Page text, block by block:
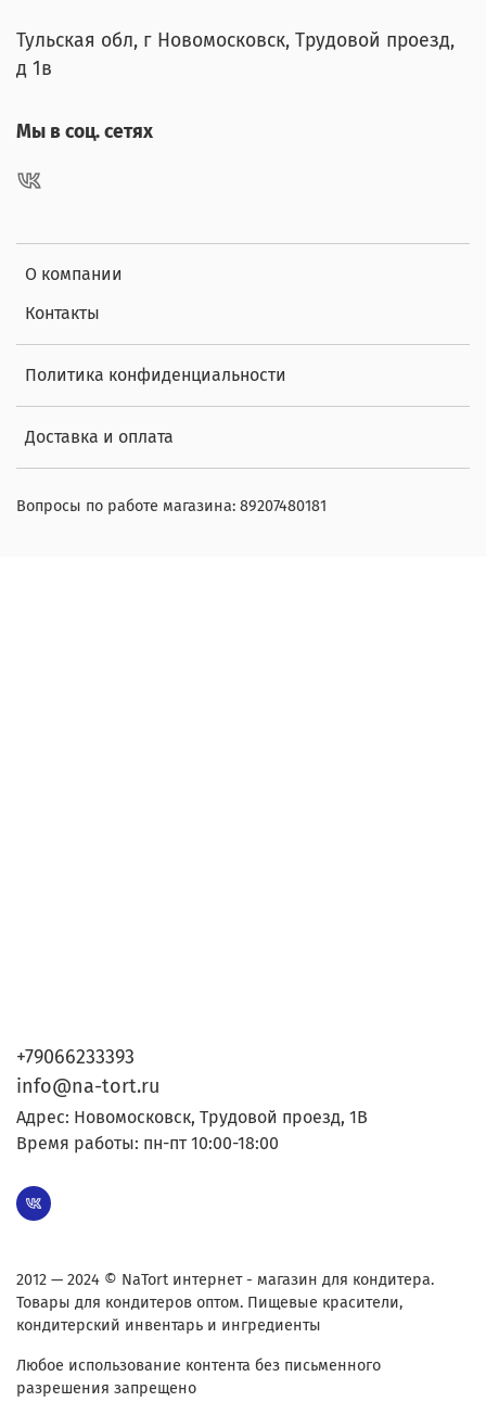
О компании
Контакты
Политика конфиденциальности
Доставка и оплата
Тульская обл, г Новомосковск, Трудовой проезд,
д 1в
Мы в соц. сетях
Вопросы по работе магазина: 89207480181
+79066233393
info@na-tort.ru
Адрес: Новомосковск, Трудовой проезд, 1В
Время работы: пн-пт 10:00-18:00
2012 — 2024 © NaTort интернет - магазин для кондитера.
Товары для кондитеров оптом. Пищевые красители,
кондитерский инвентарь и ингредиенты
Любое использование контента без письменного
разрешения запрещено